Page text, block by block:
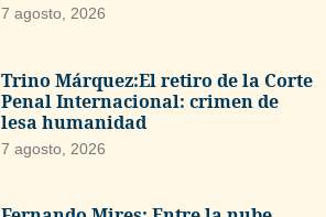
7 agosto, 2026
Trino Márquez:El retiro de la Corte
Penal Internacional: crimen de
lesa humanidad
7 agosto, 2026